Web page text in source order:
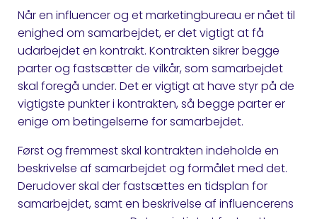
Når en influencer og et marketingbureau er nået til
enighed om samarbejdet, er det vigtigt at få
udarbejdet en kontrakt. Kontrakten sikrer begge
parter og fastsætter de vilkår, som samarbejdet
skal foregå under. Det er vigtigt at have styr på de
vigtigste punkter i kontrakten, så begge parter er
enige om betingelserne for samarbejdet.
Først og fremmest skal kontrakten indeholde en
beskrivelse af samarbejdet og formålet med det.
Derudover skal der fastsættes en tidsplan for
samarbejdet, samt en beskrivelse af influencerens